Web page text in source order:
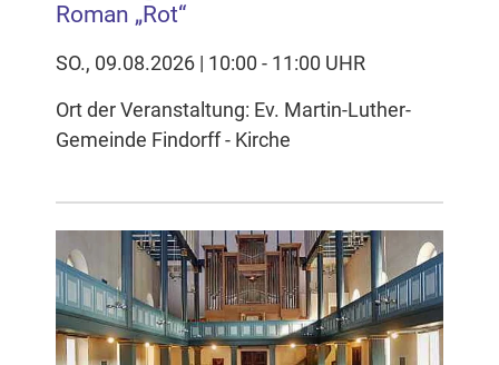
Roman „Rot“
SO., 09.08.2026 | 10:00 - 11:00 UHR
Ort der Veranstaltung: Ev. Martin-Luther-
Gemeinde Findorff - Kirche